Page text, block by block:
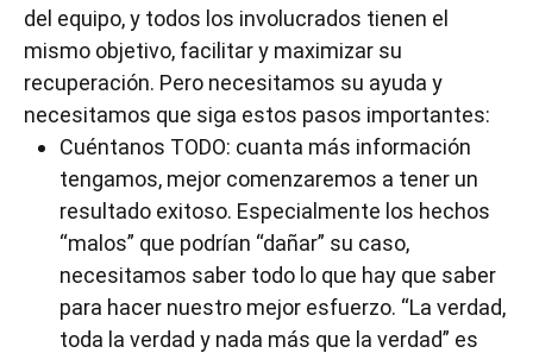
del equipo, y todos los involucrados tienen el
mismo objetivo, facilitar y maximizar su
recuperación. Pero necesitamos su ayuda y
necesitamos que siga estos pasos importantes:
Cuéntanos TODO: cuanta más información
tengamos, mejor comenzaremos a tener un
resultado exitoso. Especialmente los hechos
“malos” que podrían “dañar” su caso,
necesitamos saber todo lo que hay que saber
para hacer nuestro mejor esfuerzo. “La verdad,
toda la verdad y nada más que la verdad” es